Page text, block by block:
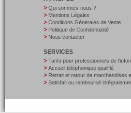
Qui sommes-nous ?
Mentions Légales
Conditions Générales de Vente
Politique de Confidentialité
Nous contacter
SERVICES
Tarifs pour professionnels de
Accueil téléphonique qualifié
Retrait et retour de marchandises
Satisfait ou remboursé